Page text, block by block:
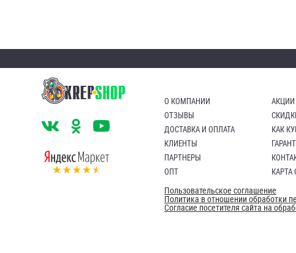
О КОМПАНИИ
ОТЗЫВЫ
ДОСТАВКА И ОПЛАТА
КЛИЕНТЫ
ПАРТНЕРЫ
ОПТ
АКЦИИ
КАК
КАРТА
Пользовательское соглашение
Политика в отношении обработки
Согласие посетителя сайта на